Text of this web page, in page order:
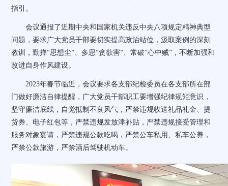
指引。
会议通报了近期中央和国家机关违反中央八项规定精神典型
问题，要求广大党员干部要切实提高政治站位，汲取案例的深刻
教训，勤掸“思想尘”、多思“贪欲害”、常破“心中贼”，不断加强和
改进自身作风建设。
2023年春节临近，会议要求各支部纪检委员在各支部所在部
门做好廉洁自律提醒，广大党员干部职工要增强纪律规矩意识，
坚守廉洁底线，自觉抵制不良风气，严禁违规收送礼品礼金、提
货券、电子红包等，严禁违规发放津补贴，严禁违规接受管理和
服务对象宴请，严禁违规公款吃喝，严禁公车私用、私车公养，
严禁公款旅游，严禁酒后驾驶机动车。